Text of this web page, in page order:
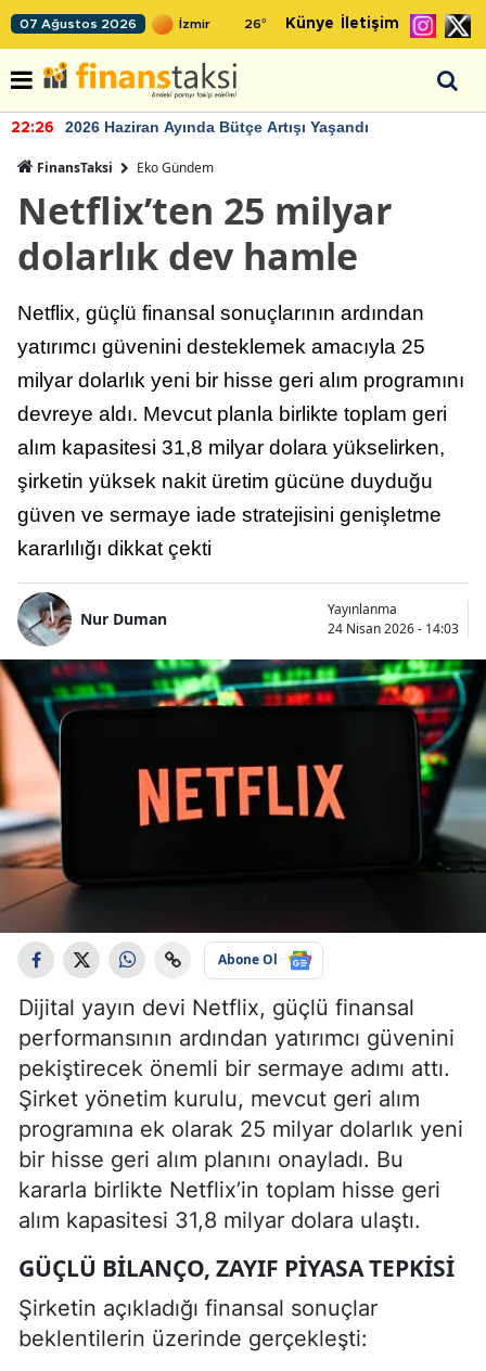
07 Ağustos 2026 26° Künye İletişim
22:26 2026 Haziran Ayında Bütçe Artışı Yaşandı
FinansTaksi Eko Gündem
Netflix’ten 25 milyar
dolarlık dev hamle
Netflix, güçlü finansal sonuçlarının ardından
yatırımcı güvenini desteklemek amacıyla 25
milyar dolarlık yeni bir hisse geri alım programını
devreye aldı. Mevcut planla birlikte toplam geri
alım kapasitesi 31,8 milyar dolara yükselirken,
şirketin yüksek nakit üretim gücüne duyduğu
güven ve sermaye iade stratejisini genişletme
kararlılığı dikkat çekti
Nur Duman
Yayınlanma
24 Nisan 2026 - 14:03
Abone Ol
Dijital yayın devi Netflix, güçlü finansal
performansının ardından yatırımcı güvenini
pekiştirecek önemli bir sermaye adımı attı.
Şirket yönetim kurulu, mevcut geri alım
programına ek olarak 25 milyar dolarlık yeni
bir hisse geri alım planını onayladı. Bu
kararla birlikte Netflix’in toplam hisse geri
alım kapasitesi 31,8 milyar dolara ulaştı.
GÜÇLÜ BILANÇO, ZAYIF PIYASA TEPKISI
Şirketin açıkladığı finansal sonuçlar
beklentilerin üzerinde gerçekleşti: